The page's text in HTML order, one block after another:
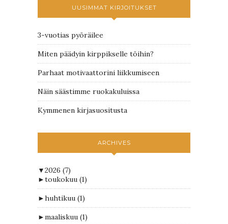
UUSIMMAT KIRJOITUKSET
3-vuotias pyöräilee
Miten päädyin kirppikselle töihin?
Parhaat motivaattorini liikkumiseen
Näin säästimme ruokakuluissa
Kymmenen kirjasuositusta
ARCHIVES
▼2026 (7)
►toukokuu (1)
►huhtikuu (1)
►maaliskuu (1)